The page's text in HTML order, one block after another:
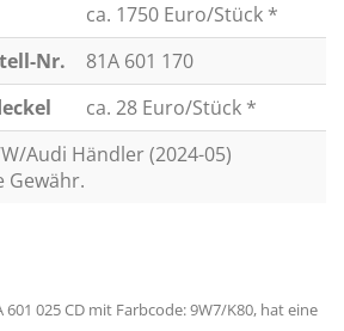
ca. 1750 Euro/Stück *
Nr.
81A 601 170
ca. 28 Euro/Stück *
Audi Händler (2024-05)
Gewähr.
601 025 CD mit Farbcode: 9W7/K80, hat eine